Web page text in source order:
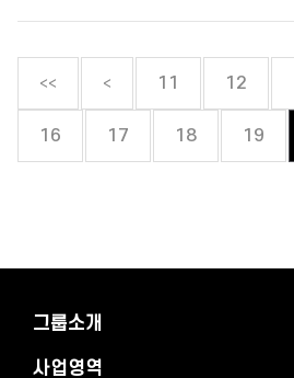
<< < 11 12
16 17 18 19
그룹소개
사업영역